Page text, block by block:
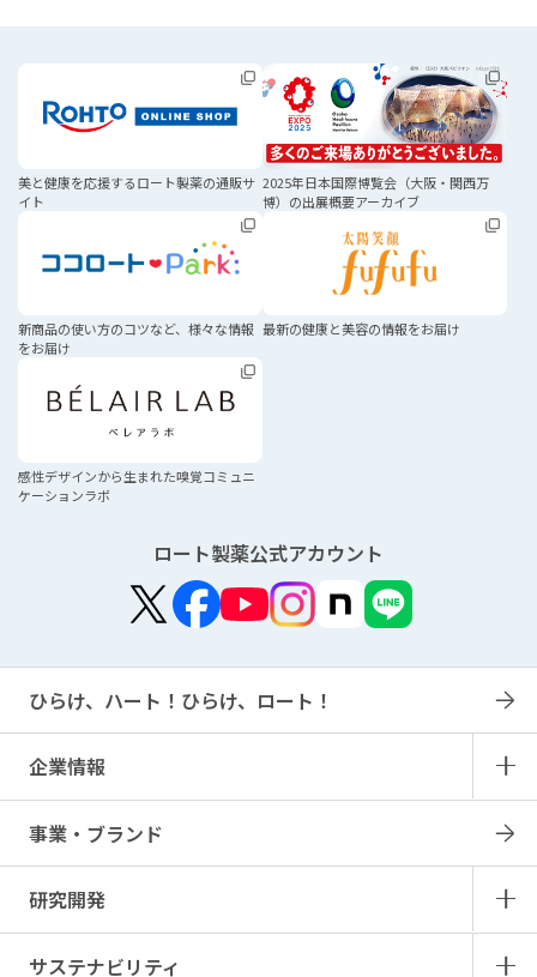
美と健康を応援するロート製薬の通販サ
イト
2025年日本国際博覧会 （大阪・関西万
博）の出展概要アーカイブ
新商品の使い方のコツなど、 様々な情報
をお届け
最新の健康と美容の情報をお届け
感性デザインから生まれた嗅覚コミュニ
ケーションラボ
ロート製薬公式アカウント
ひらけ、ハート！ひらけ、ロート！
企業情報
事業・ブランド
研究開発
サステナビリティ